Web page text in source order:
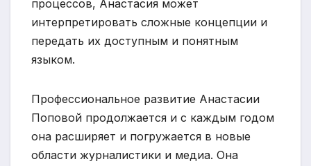
процессов, Анастасия может
интерпретировать сложные концепции и
передать их доступным и понятным
языком.
Профессиональное развитие Анастасии
Поповой продолжается и с каждым годом
она расширяет и погружается в новые
области журналистики и медиа. Она